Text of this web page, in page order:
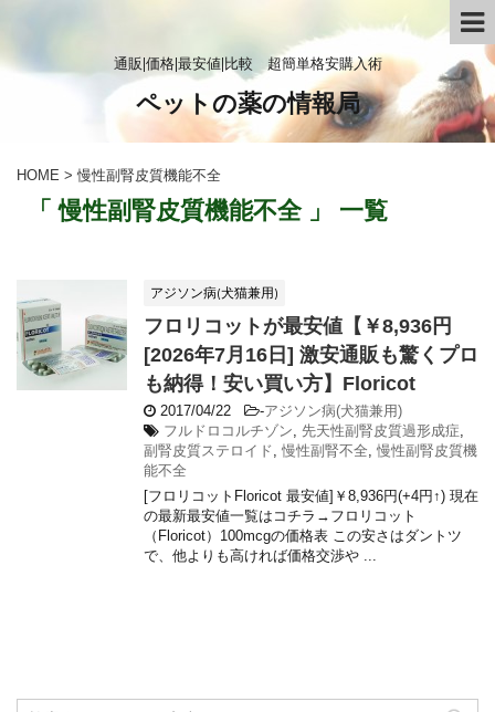
通販|価格|最安値|比較 超簡単格安購入術
ペットの薬の情報局
HOME > 慢性副腎皮質機能不全
「 慢性副腎皮質機能不全 」 一覧
アジソン病(犬猫兼用)
フロリコットが最安値【￥8,936円
[2026年7月16日] 激安通販も驚くプロ
も納得！安い買い方】Floricot
2017/04/22 -アジソン病(犬猫兼用)
フルドロコルチゾン, 先天性副腎皮質過形成症,
副腎皮質ステロイド, 慢性副腎不全, 慢性副腎皮質機
能不全
[フロリコットFloricot 最安値]￥8,936円(+4円↑) 現在
の最新最安値一覧はコチラ→フロリコット
（Floricot）100mcgの価格表 この安さはダントツ
で、他よりも高ければ価格交渉や ...